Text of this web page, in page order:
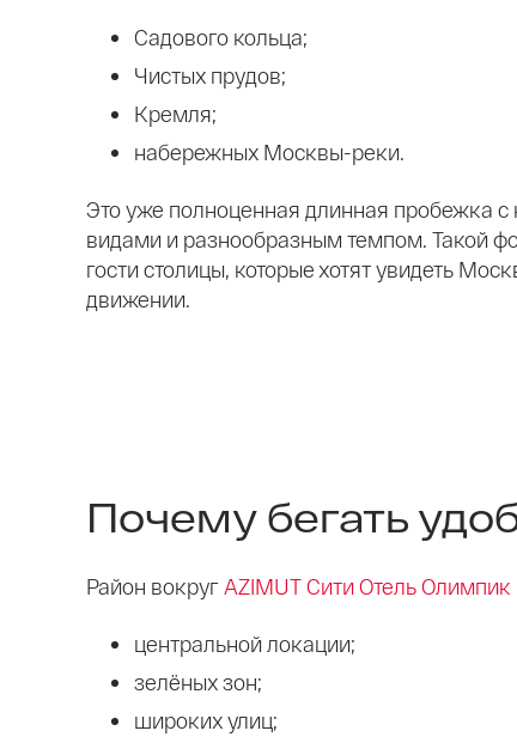
Садового кольца;
Чистых прудов;
Кремля;
набережных Москвы-реки.
Это уже полноценная длинная пробежка
видами и разнообразным темпом. Такой
гости столицы, которые хотят увидеть
движении.
Почему бегать
Район вокруг AZIMUT Сити Отель
центральной локации;
зелёных зон;
широких улиц;